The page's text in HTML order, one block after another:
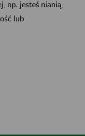
np. jesteś nianią,
lub